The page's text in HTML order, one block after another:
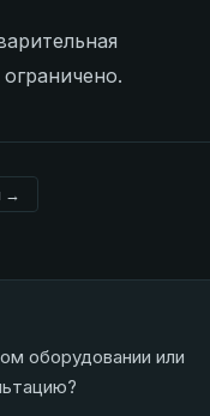
→
оборудовании или